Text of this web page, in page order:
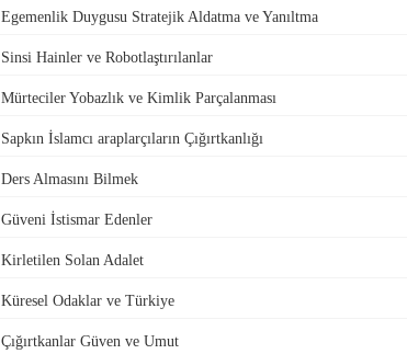
Egemenlik Duygusu Stratejik Aldatma ve Yanıltma
Sinsi Hainler ve Robotlaştırılanlar
Mürteciler Yobazlık ve Kimlik Parçalanması
Sapkın İslamcı araplarçıların Çığırtkanlığı
Ders Almasını Bilmek
Güveni İstismar Edenler
Kirletilen Solan Adalet
Küresel Odaklar ve Türkiye
Çığırtkanlar Güven ve Umut